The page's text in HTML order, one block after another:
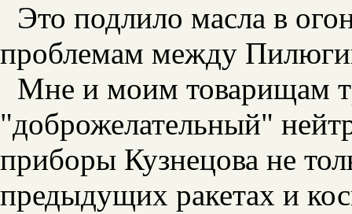
Это подлило масла в
проблемам между
Мне и моим товарищам
"доброжелательный"
приборы Кузнецова не
предыдущих ракетах и